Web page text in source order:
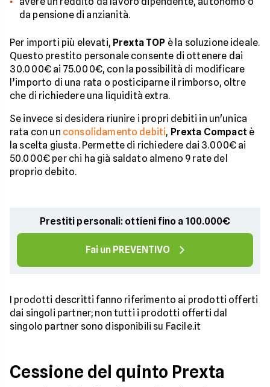
da pensione di anzianità.
Per importi più elevati, Prexta TOP è la soluzione ideale.
Questo prestito personale consente di ottenere dai
30.000€ ai 75.000€, con la possibilità di modificare
l’importo di una rata o posticiparne il rimborso, oltre
che di richiedere una liquidità extra.
Se invece si desidera riunire i propri debiti in un'unica
rata con un consolidamento debiti, Prexta Compact è
la scelta giusta. Permette di richiedere dai 3.000€ ai
50.000€ per chi ha già saldato almeno 9 rate del
proprio debito.
Prestiti personali: ottieni fino a 100.000€
Fai un PREVENTIVO
I prodotti descritti fanno riferimento ai prodotti offerti
dai singoli partner; non tutti i prodotti offerti dal
singolo partner sono disponibili su Facile.it
Cessione del quinto Prexta